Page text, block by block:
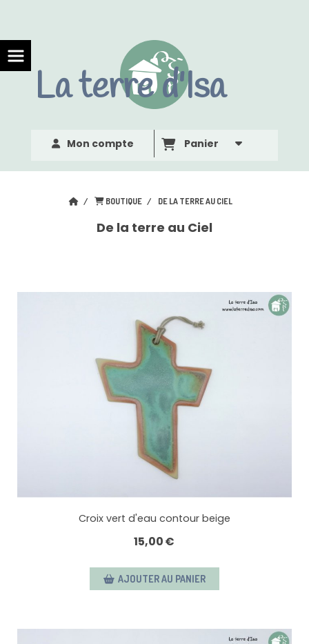
La terre d'Isa
Mon compte Panier
BOUTIQUE DE LA TERRE AU CIEL
De la terre au Ciel
Croix vert d'eau contour beige
15,00€
AJOUTER AU PANIER